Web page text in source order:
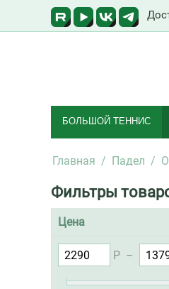
БОЛЬШОЙ ТЕННИС
Главная / Падел /
Фильтры
Цена
Р –